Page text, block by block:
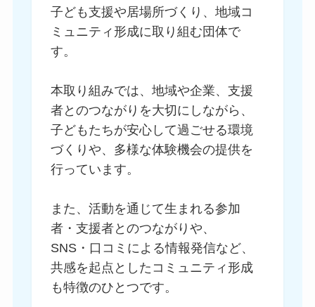
子ども支援や居場所づくり、地域コ
ミュニティ形成に取り組む団体で
す。
本取り組みでは、地域や企業、支援
者とのつながりを大切にしながら、
子どもたちが安心して過ごせる環境
づくりや、多様な体験機会の提供を
行っています。
また、活動を通じて生まれる参加
者・支援者とのつながりや、
SNS・口コミによる情報発信など、
共感を起点としたコミュニティ形成
も特徴のひとつです。